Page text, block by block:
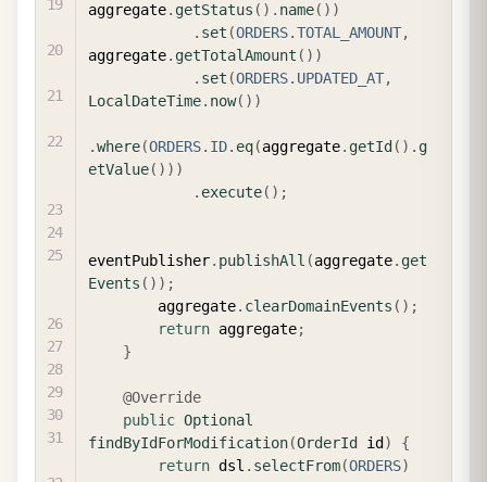
aggregate. getStatus ( ) . name( ) )
. set (ORDERS.TOTAL_AMOUNT,
aggregate. getTotalAmount ( ) )
. set (ORDERS. UPDATED_AT,
LocalDateTime. now( ) )
.where(ORDERS. ID. eq(aggregate. getId ( ) . g
etValue( ) ) )
. execute( ) ;
eventPublisher. publishAll (aggregate. get
Events ( ) ) ;
        aggregate
. clearDomainEvents ( ) ;
return aggregate;
}
@Override
public Optional
findByIdForModification(OrderId id )
{
return dsl . selectFrom(ORDERS)